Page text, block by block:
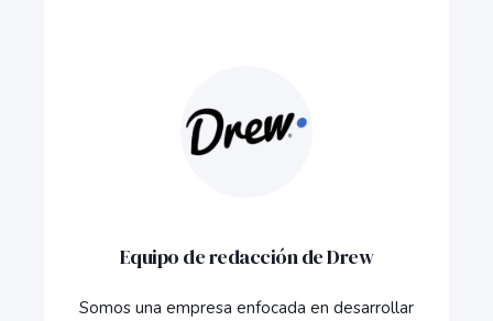
Equipo de redacción de Drew
Somos una empresa enfocada en desarrollar